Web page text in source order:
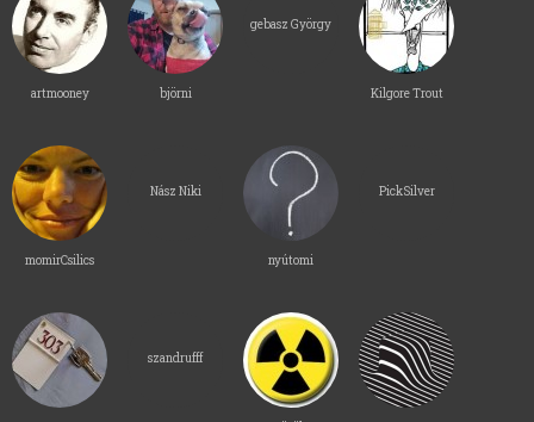
artmooney björni
gebasz György
Kilgore Trout
momirCsilics
Nász Niki
nyútomi
PickSilver
szandrufff